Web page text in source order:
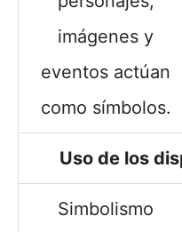
imágenes y
eventos actúan
como símbolos.
Uso de los
Simbolismo